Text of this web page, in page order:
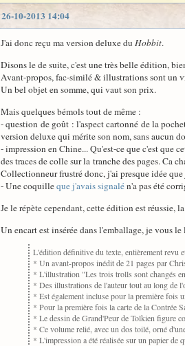
26-10-2013 14:04
J'ai donc reçu ma version deluxe du Hobbit.
Disons le de suite, c'est une très belle édition,
Avant-propos, fac-similé & illustrations sont un
Un bel objet en somme, qui vaut son prix.
Mais quelques bémols tout de même :
- question de goût : l'aspect cartonné de la
version deluxe qui mérite son nom, sans aucun
- impression en Chine... Qu'est-ce que c'est que
des traces de colle sur la tranche des pages. Ca
Collectionneur frustré donc, j'ai presque idée
- Une coquilleque j'avais signalén'a pas été
Je le répète cependant, cette édition est réussie,
Un encart est insérée dans l'emballage, je vous
L'édition définitive du texte, entièrement revu
* Un avant-propos inédit de 21 pages par
* L'illustration "Les trois trolls sont changés
* Des illustrations de l'auteur tout au long de
* Est également incluse pour la première fois
* Pour la première fois la carte de la Contrée
* Le dessin de Grand'Peur de Tolkien figure
* Ce volume relié, avec un dos toilé, orné
* L'impression a été réalisée sur un papier de